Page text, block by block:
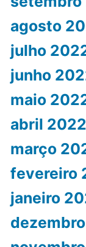
agosto
julho
junho
maio
abril 2022
março
fevereiro
janeiro